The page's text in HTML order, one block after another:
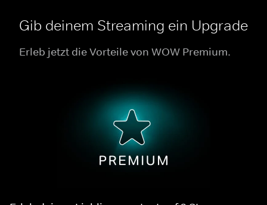
Gib deinem Streaming ein Upgrade
Erleb jetzt die Vorteile von WOW Premium.